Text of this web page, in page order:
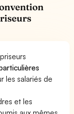
les salariés de
et les